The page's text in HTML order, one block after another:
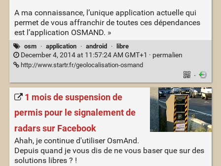
A ma connaissance, l’unique application actuelle qui
permet de vous affranchir de toutes ces dépendances
est l’application OSMAND. »
osm · application · android · libre
December 4, 2014 at 11:57:24 AM GMT+1 · permalien
http://www.startr.fr/geolocalisation-osmand
·
1 mois de suspension de
permis pour le signalement de
radars sur Facebook
Ahah, je continue d'utiliser OsmAnd.
Depuis quand je vous dis de ne vous baser que sur des
solutions libres ? !